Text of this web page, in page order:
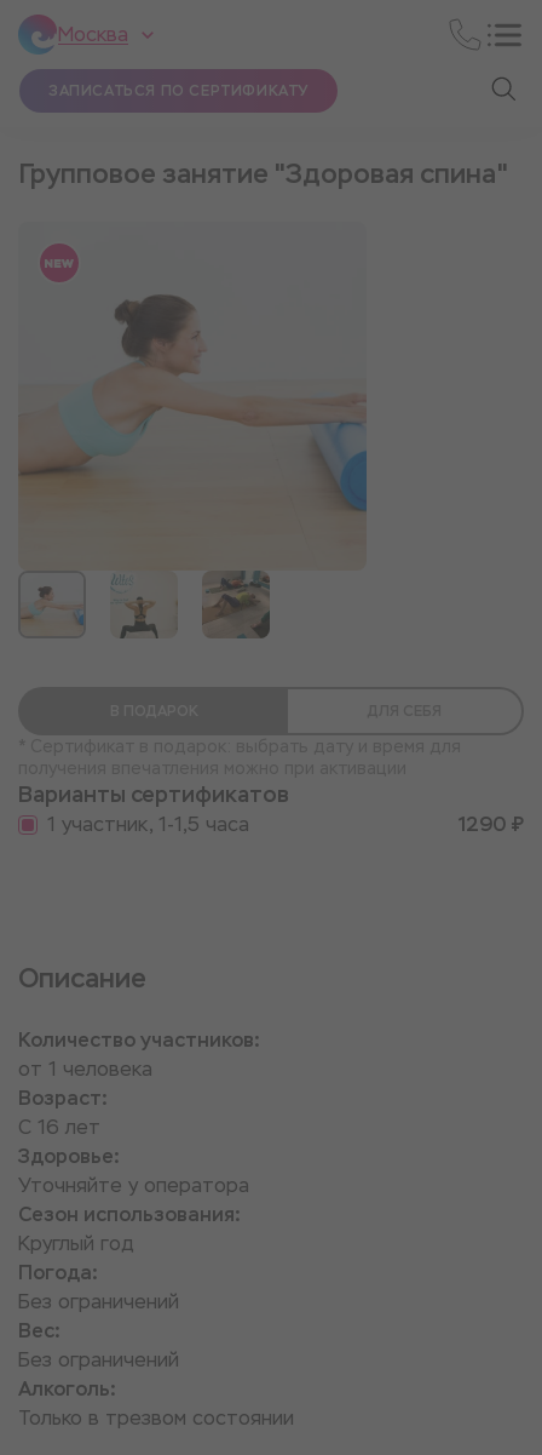
Москва
ЗАПИСАТЬСЯ ПО СЕРТИФИКАТУ
Групповое занятие "Здоровая спина"
Варианты сертификатов
1 участник, 1-1,5 часа 1290 ₽
Описание
Количество участников:
от 1 человека
Возраст:
С 16 лет
Здоровье:
Уточняйте у оператора
Сезон использования:
Круглый год
Погода:
Без ограничений
Вес:
Без ограничений
Алкоголь:
Только в трезвом состоянии